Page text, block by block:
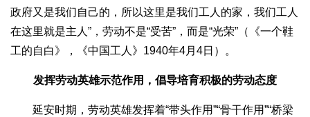
政府又是我们自己的，所以这里是我们工人的家，我们工人
在这里就是主人”，劳动不是“受苦”，而是“光荣”（《一个鞋
工的自白》，《中国工人》1940年4月4日）。
发挥劳动英雄示范作用，倡导培育积极的劳动态度
延安时期，劳动英雄发挥着“带头作用”“骨干作用”“桥梁